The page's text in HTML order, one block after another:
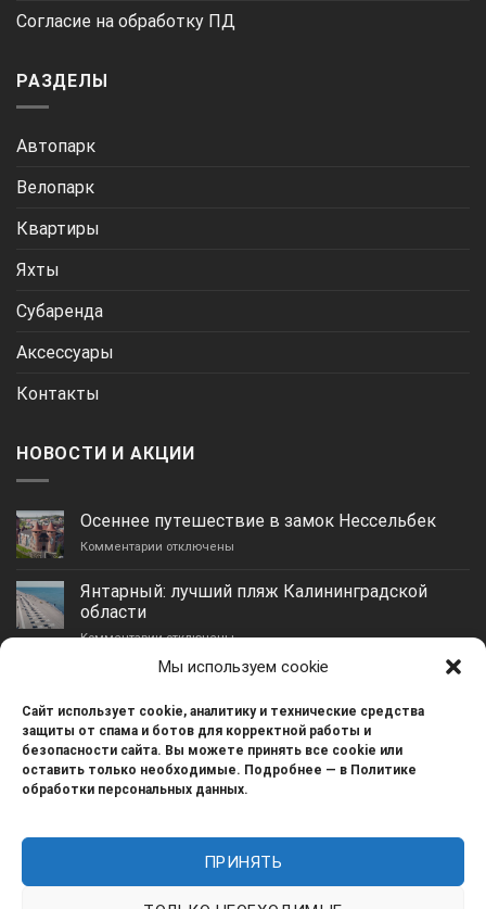
Мы используем cookie
Сайт использует cookie, аналитику и технические средства
защиты от спама и ботов для корректной работы и
безопасности сайта. Вы можете принять все cookie или
оставить только необходимые. Подробнее — в Политике
обработки персональных данных.
ПРИНЯТЬ
Согласие на обработку ПД
РАЗДЕЛЫ
Автопарк
Велопарк
Квартиры
Яхты
Субаренда
Аксессуары
Контакты
НОВОСТИ И АКЦИИ
Осеннее путешествие в замок Нессельбек
Комментарии к
путешествие
замок
отключены
Янтарный: лучший пляж Калининградской
области
Комментариик
Янтарный:
пляж
Калининградской
области
отключены
Гурьевск: идеальное место для отдыха и
Комментариик
записи
Гурьевск:
идеальное
место
отдыха
отключены
Зеленое сердце Калининграда — остров Канта
Комментариик
Калининграда
—
остров
отключены